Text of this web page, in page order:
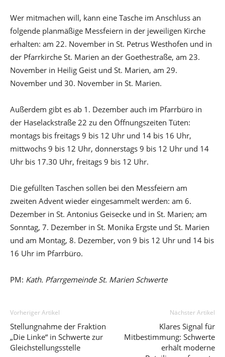
Wer mitmachen will, kann eine Tasche im Anschluss an
folgende planmäßige Messfeiern in der jeweiligen Kirche
erhalten: am 22. November in St. Petrus Westhofen und in
der Pfarrkirche St. Marien an der Goethestraße, am 23.
November in Heilig Geist und St. Marien, am 29.
November und 30. November in St. Marien.
Außerdem gibt es ab 1. Dezember auch im Pfarrbüro in
der Haselackstraße 22 zu den Öffnungszeiten Tüten:
montags bis freitags 9 bis 12 Uhr und 14 bis 16 Uhr,
mittwochs 9 bis 12 Uhr, donnerstags 9 bis 12 Uhr und 14
Uhr bis 17.30 Uhr, freitags 9 bis 12 Uhr.
Die gefüllten Taschen sollen bei den Messfeiern am
zweiten Advent wieder eingesammelt werden: am 6.
Dezember in St. Antonius Geisecke und in St. Marien; am
Sonntag, 7. Dezember in St. Monika Ergste und St. Marien
und am Montag, 8. Dezember, von 9 bis 12 Uhr und 14 bis
16 Uhr im Pfarrbüro.
PM: Kath. Pfarrgemeinde St. Marien Schwerte
Vorheriger Artikel
Stellungnahme der Fraktion
„Die Linke“ in Schwerte zur
Gleichstellungsstelle
Nächster Artikel
Klares Signal für
Mitbestimmung: Schwerte
erhält moderne